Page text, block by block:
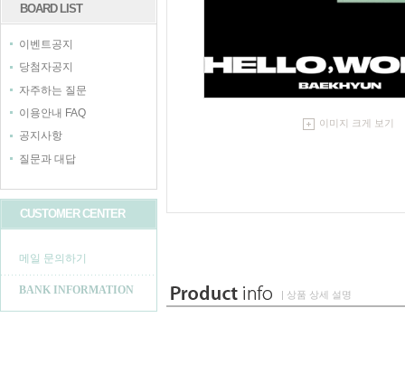
BOARD LIST
이벤트공지
당첨자공지
자주하는 질문
이용안내 FAQ
공지사항
질문과 대답
CUSTOMER CENTER
메일 문의하기
BANK INFORMATION
이미지 크게 보기
| 상품 상세 설명